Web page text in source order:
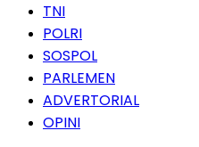
TNI
POLRI
SOSPOL
PARLEMEN
ADVERTORIAL
OPINI